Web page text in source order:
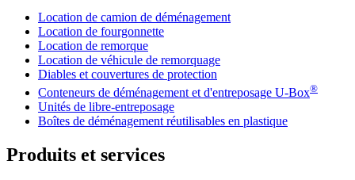
Location de camion de déménagement
Location de fourgonnette
Location de remorque
Location de véhicule de remorquage
Diables et couvertures de protection
Conteneurs de déménagement et d'entreposage U-Box®
Unités de libre-entreposage
Boîtes de déménagement réutilisables en plastique
Produits et services